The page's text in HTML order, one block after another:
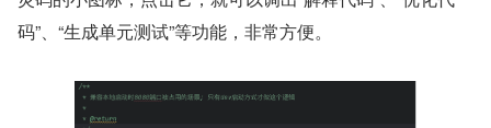
码”、“生成单元测试”等功能，非常方便。